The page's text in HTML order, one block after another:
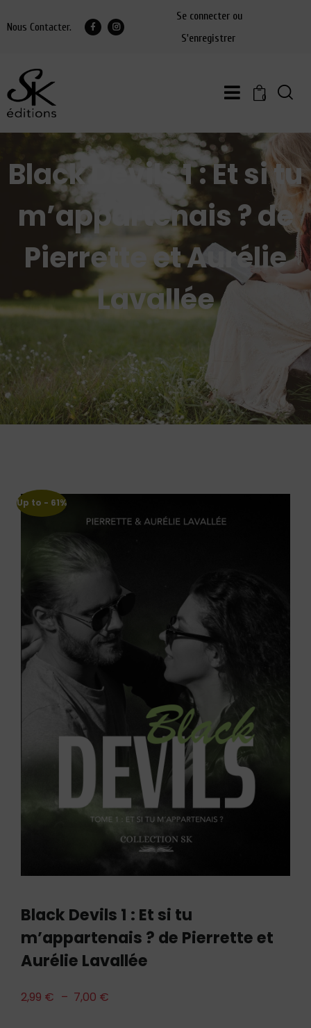
Nous Contacter.
Se connecter ou
S'enregistrer
0
Black Devils 1 : Et si tu
m’appartenais ? de
Pierrette et Aurélie
Lavallée
Up to - 61%
Black Devils 1 : Et si tu
m’appartenais ? de Pierrette et
Aurélie Lavallée
2,99 € – 7,00 €